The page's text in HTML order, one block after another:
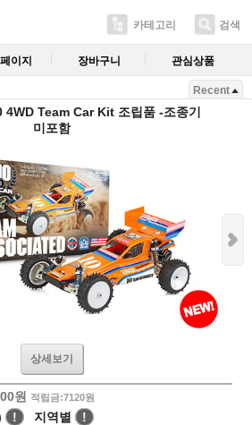
카테고리 검색
이지 장바구니 관심상품
Recent
Team Car Kit 조립품 -조종기
미포함
상세보기
원 적립금:7120원
! 지역별 !